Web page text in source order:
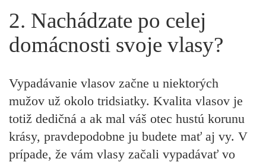
2. Nachádzate po celej
domácnosti svoje vlasy?
Vypadávanie vlasov začne u niektorých
mužov už okolo tridsiatky. Kvalita vlasov je
totiž dedičná a ak mal váš otec hustú korunu
krásy, pravdepodobne ju budete mať aj vy. V
prípade, že vám vlasy začali vypadávať vo